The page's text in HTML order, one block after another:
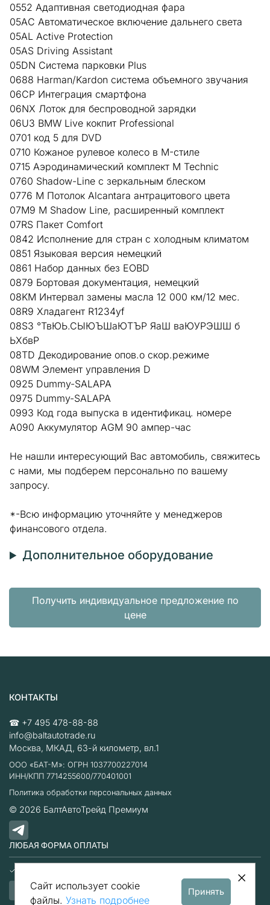
0552 Адаптивная светодиодная фара
05AC Автоматическое включение дальнего света
05AL Active Protection
05AS Driving Assistant
05DN Система парковки Plus
0688 Harman/Kardon система объемного звучания
06CP Интеграция смартфона
06NX Лоток для беспроводной зарядки
06U3 BMW Live кокпит Professional
0701 код 5 для DVD
0710 Кожаное рулевое колесо в M-стиле
0715 Аэродинамический комплект M Technic
0760 Shadow-Line с зеркальным блеском
0776 M Потолок Alcantara антрацитового цвета
07M9 M Shadow Line, расширенный комплект
07RS Пакет Comfort
0842 Исполнение для стран с холодным климатом
0851 Языковая версия немецкий
0861 Набор данных без EOBD
0879 Бортовая документация, немецкий
08KM Интервал замены масла 12 000 км/12 мес.
08R9 Хладагент R1234yf
08S3 °ТвЮЬ.СЫЮЪШаЮТЪР ЯаШ ваЮУРЭШШ б
ЬХбвР
08TD Декодирование опов.о скор.режиме
08WM Элемент управления D
0925 Dummy-SALAPA
0975 Dummy-SALAPA
0993 Код года выпуска в идентификац. номере
A090 Аккумулятор AGM 90 ампер-час
Не нашли интересующий Вас автомобиль, свяжитесь
с нами, мы подберем персонально по вашему
запросу.
*-Всю информацию уточняйте у менеджеров
финансового отдела.
Дополнительное оборудование
Получить индивидуальное предложение по
цене
КОНТАКТЫ
☎ +7 495 478-88-88
info@baltautotrade.ru
Москва, МКАД, 63-й километр, вл.1
ООО «БАТ-М»: ОГРН 1037700227014
ИНН/КПП 7714255600/770401001
Политика обработки персональных данных
© 2026 БалтАвтоТрейд Премиум
ЛЮБАЯ ФОРМА ОПЛАТЫ
Сайт использует cookie
файлы. Узнать подробнее
Принять